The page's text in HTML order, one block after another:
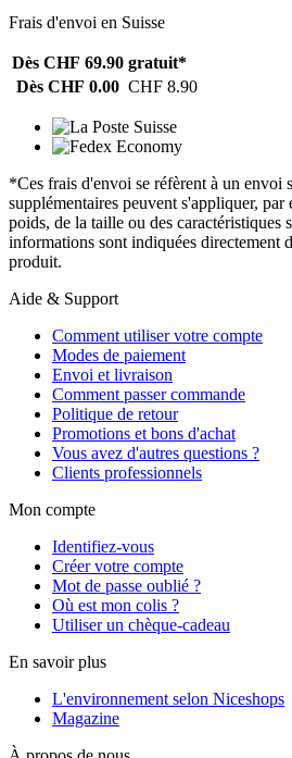
Frais d'envoi en Suisse
Dès CHF 69.90 gratuit*
Dès CHF 0.00 CHF 8.90
*Ces frais d'envoi se réfèrent à un envoi
supplémentaires peuvent s'appliquer, par
poids, de la taille ou des caractéristiques
informations sont indiquées directement
produit.
Aide & Support
Comment utiliser votre compte
Modes de paiement
Envoi et livraison
Comment passer commande
Politique de retour
Promotions et bons d'achat
Vous avez d'autres questions ?
Clients professionnels
Mon compte
Identifiez-vous
Créer votre compte
Mot de passe oublié ?
Où est mon colis ?
Utiliser un chèque-cadeau
En savoir plus
L'environnement selon Niceshops
Magazine